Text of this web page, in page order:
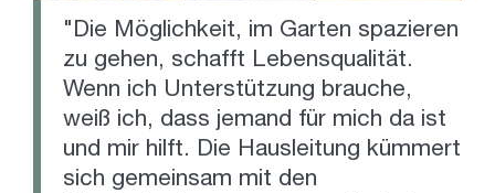
"Die Möglichkeit, im Garten spazieren
zu gehen, schafft Lebensqualität.
Wenn ich Unterstützung brauche,
weiß ich, dass jemand für mich da ist
und mir hilft. Die Hausleitung kümmert
sich gemeinsam mit den